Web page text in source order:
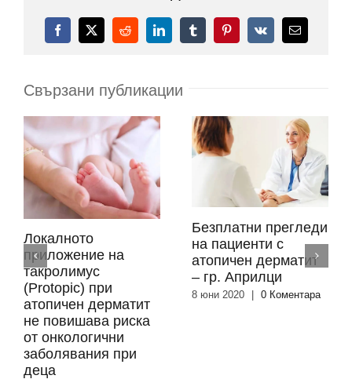
Facebook
X RedditLinkedInTumblrPinterest
Vk
поща:
Свързани публикации
Локалното
приложение на
такролимус
(Protopic) при
атопичен дерматит
не повишава риска
от онкологични
заболявания при
деца
Безплатни прегледи
на пациенти с
атопичен дерматит
– гр. Априлци
8 юни 2020 0 Коментара